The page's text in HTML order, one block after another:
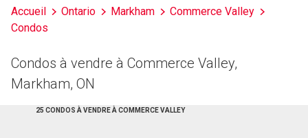
et
les
d'inscriptions
Accueil Ontario Markham
Commerce Valley
Condos
Condos à vendre à Commerce Valley,
Markham, ON
25 CONDOS À VENDRE À COMMERCE VALLEY